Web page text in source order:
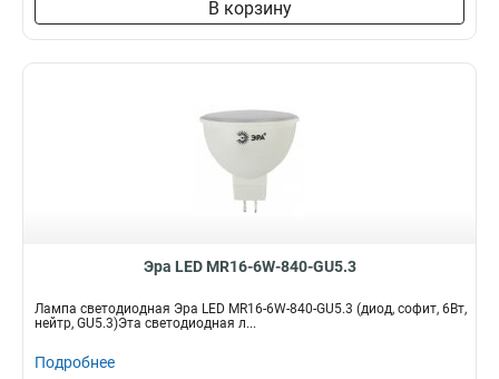
В корзину
Эра LED MR16-6W-840-GU5.3
Лампа светодиодная Эра LED MR16-6W-840-GU5.3 (диод, софит, 6Вт,
нейтр, GU5.3)Эта светодиодная л...
Подробнее